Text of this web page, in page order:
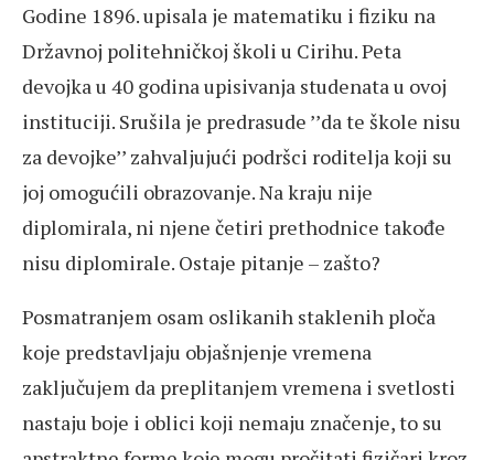
Godine 1896. upisala je matematiku i fiziku na
Državnoj politehničkoj školi u Cirihu. Peta
devojka u 40 godina upisivanja studenata u ovoj
instituciji. Srušila je predrasude ’’da te škole nisu
za devojke’’ zahvaljujući podršci roditelja koji su
joj omogućili obrazovanje. Na kraju nije
diplomirala, ni njene četiri prethodnice takođe
nisu diplomirale. Ostaje pitanje – zašto?
Posmatranjem osam oslikanih staklenih ploča
koje predstavljaju objašnjenje vremena
zaključujem da preplitanjem vremena i svetlosti
nastaju boje i oblici koji nemaju značenje, to su